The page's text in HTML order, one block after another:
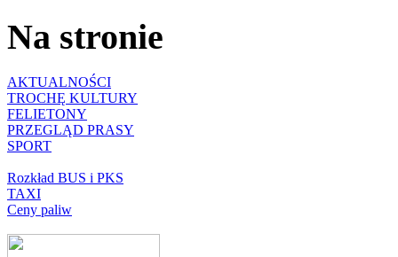
Na stronie
AKTUALNOŚCI
TROCHĘ KULTURY
FELIETONY
PRZEGLĄD PRASY
SPORT
Rozkład BUS i PKS
TAXI
Ceny paliw